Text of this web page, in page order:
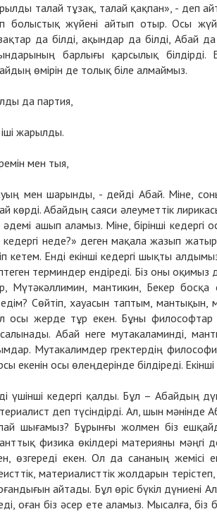
талай тұзақ, талай қақпан», - деп
болыстық жүйені айтып отыр. Осы
да білді, ақындар да білді, Абай
барлығы қарсылық білдірді.
өмірін де толық біле алмаймыз.
да партия,
жарылды.
мен тыя,
мен шарынды, - дейді Абай. Міне,
көрді. Абайдың саяси әлеуметтік
әдемі ашып аламыз. Міне, бірінші кедергі
неде?» деген мақала жазып
кетем. Енді екінші кедергі шықты
терминдер ендіреді. Біз оны
Мүтәкәллимин, мантикин, Бекер босқа
Сөйтіп, хауасын таптым,
осы жерде тұр екен. Бұны философтар
Абай неге мутакаламинді,
Мутакалимдер гректердің
екенін осы өлеңдерінде білдіреді.
үшінші кедергі қалды. Бұл – Абайдың
деп түсіндірді. Ал, шын мәнінде
шығамыз? Бұрынғы жолмен біз
физика өкілдері материяны мәңгі
өзгереді екен. Ол да сананың жемісі
материалисттік жолдарын
айтады. Бұл өріс бүкіл дүниені
оған біз әсер ете аламыз. Мысалға,